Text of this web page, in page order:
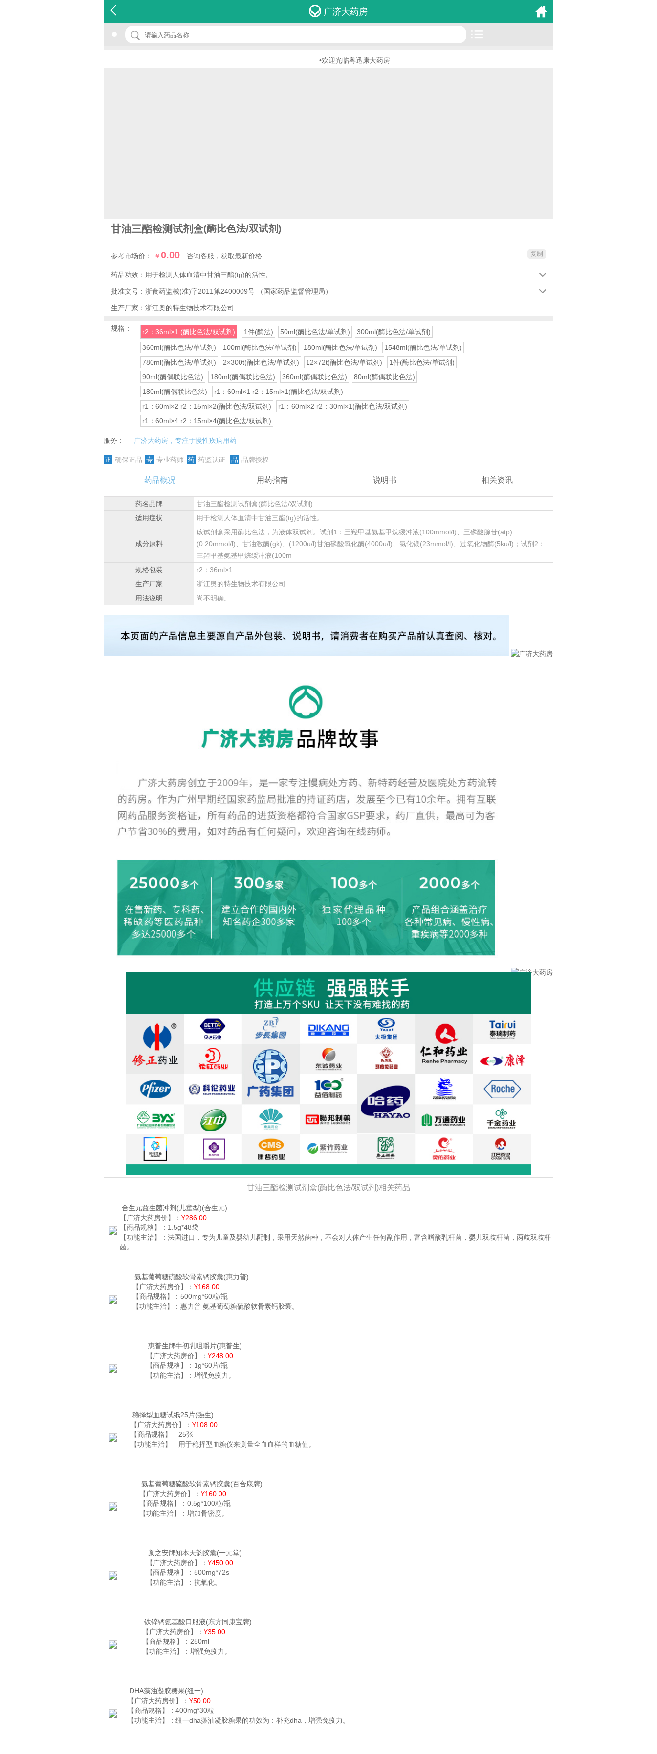
广济大药房
•欢迎光临粤迅康大药房
甘油三酯检测试剂盒(酶比色法/双试剂)
参考市场价： ￥0.00 咨询客服，获取最新价格 复制
药品功效： 用于检测人体血清中甘油三酯(tg)的活性。 
批准文号： 浙食药监械(准)字2011第2400009号 （国家药品监督管理局） 
生产厂家： 浙江奥的特生物技术有限公司
规格： r2：36ml×1 (酶比色法/双试剂) 1件(酶法) 50ml(酶比色法/单试剂)
300ml(酶比色法/单试剂)
360ml(酶比色法/单试剂)
100ml(酶比色法/单试剂) 180ml(酶比色法/单试剂)
1548ml(酶比色法/单试剂)
780ml(酶比色法/单试剂)
2×300t(酶比色法/单试剂) 12×72t(酶比色法/单试剂)
1件(酶比色法/单试剂)
90ml(酶偶联比色法)
180ml(酶偶联比色法) 360ml(酶偶联比色法)
80ml(酶偶联比色法)
180ml(酶偶联比色法)
r1：60ml×1 r2：15ml×1(酶比色法/双试剂)
r1：60ml×2 r2：15ml×2(酶比色法/双试剂)
r1：60ml×2 r2：30ml×1(酶比色法/双试剂)
r1：60ml×4 r2：15ml×4(酶比色法/双试剂)
服务： 广济大药房，专注于慢性疾病用药
正 确保正品 专 专业药师 药 药监认证 品 品牌授权
药品概况 用药指南 说明书 相关资讯
药名品牌
甘油三酯检测试剂盒(酶比色法/双试剂)
适用症状
用于检测人体血清中甘油三酯(tg)的活性。
成分原料
该试剂盒采用酶比色法，为液体双试剂。试剂1：三羟甲基氨基甲烷缓冲液(100mmol/l)、三磷酸腺苷(atp)
(0.20mmol/l)、甘油激酶(gk)、(1200u/l)甘油磷酸氧化酶(4000u/l)、氯化镁(23mmol/l)、过氧化物酶(5ku/l)；试剂2：
三羟甲基氨基甲烷缓冲液(100m
规格包装
r2：36ml×1
生产厂家
浙江奥的特生物技术有限公司
用法说明
尚不明确。
甘油三酯检测试剂盒(酶比色法/双试剂)相关药品
合生元益生菌冲剂(儿童型)(合生元)
【广济大药房价】： ¥286.00
【商品规格】： 1.5g*48袋
【功能主治】： 法国进口，专为儿童及婴幼儿配制，采用天然菌种，不会对人体产生任何副作用，富含嗜酸乳杆菌，婴儿双歧杆菌，两歧双歧杆
菌。
氨基葡萄糖硫酸软骨素钙胶囊(惠力普)
【广济大药房价】： ¥168.00
【商品规格】： 500mg*60粒/瓶
【功能主治】： 惠力普 氨基葡萄糖硫酸软骨素钙胶囊。
惠普生牌牛初乳咀嚼片(惠普生)
【广济大药房价】： ¥248.00
【商品规格】： 1g*60片/瓶
【功能主治】： 增强免疫力。
稳择型血糖试纸25片(强生)
【广济大药房价】： ¥108.00
【商品规格】： 25张
【功能主治】： 用于稳择型血糖仪来测量全血血样的血糖值。
氨基葡萄糖硫酸软骨素钙胶囊(百合康牌)
【广济大药房价】： ¥160.00
【商品规格】： 0.5g*100粒/瓶
【功能主治】： 增加骨密度。
巢之安牌知本天韵胶囊(一元堂)
【广济大药房价】： ¥450.00
【商品规格】： 500mg*72s
【功能主治】： 抗氧化。
铁锌钙氨基酸口服液(东方同康宝牌)
【广济大药房价】： ¥35.00
【商品规格】： 250ml
【功能主治】： 增强免疫力。
DHA藻油凝胶糖果(纽一)
【广济大药房价】： ¥50.00
【商品规格】： 400mg*30粒
【功能主治】： 纽一dha藻油凝胶糖果的功效为：补充dha，增强免疫力。